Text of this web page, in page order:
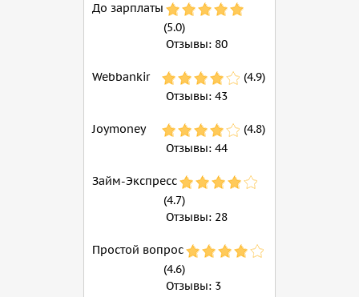
До зарплаты
(5.0)
Отзывы: 80
Webbankir
(4.9)
Отзывы: 43
Joymoney
(4.8)
Отзывы: 44
Займ-Экспресс
(4.7)
Отзывы: 28
Простой вопрос
(4.6)
Отзывы: 3